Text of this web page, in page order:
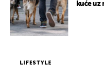
kuće uz
LIFESTYLE